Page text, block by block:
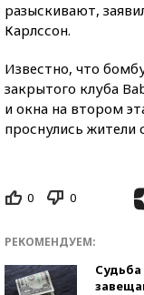
разыскивают,
Карлссон.
Известно, что
закрытого клуба
и окна на втором
проснулись жители
0 0
РЕКОМЕНДУЕМ: